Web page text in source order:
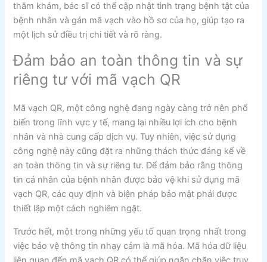
thăm khám, bác sĩ có thể cập nhật tình trạng bệnh tật của
bệnh nhân và gán mã vạch vào hồ sơ của họ, giúp tạo ra
một lịch sử điều trị chi tiết và rõ ràng.
Đảm bảo an toàn thông tin và sự
riêng tư với mã vạch QR
Mã vạch QR, một công nghệ đang ngày càng trở nên phổ
biến trong lĩnh vực y tế, mang lại nhiều lợi ích cho bệnh
nhân và nhà cung cấp dịch vụ. Tuy nhiên, việc sử dụng
công nghệ này cũng đặt ra những thách thức đáng kể về
an toàn thông tin và sự riêng tư. Để đảm bảo rằng thông
tin cá nhân của bệnh nhân được bảo vệ khi sử dụng mã
vạch QR, các quy định và biện pháp bảo mật phải được
thiết lập một cách nghiêm ngặt.
Trước hết, một trong những yếu tố quan trọng nhất trong
việc bảo vệ thông tin nhạy cảm là mã hóa. Mã hóa dữ liệu